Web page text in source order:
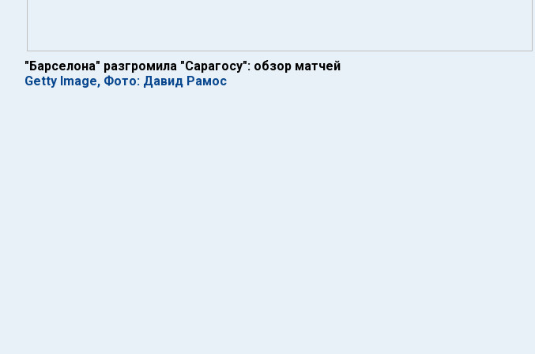
"Барселона" разгромила "Сарагосу": обзор матчей
Getty Image, Фото: Давид Рамос